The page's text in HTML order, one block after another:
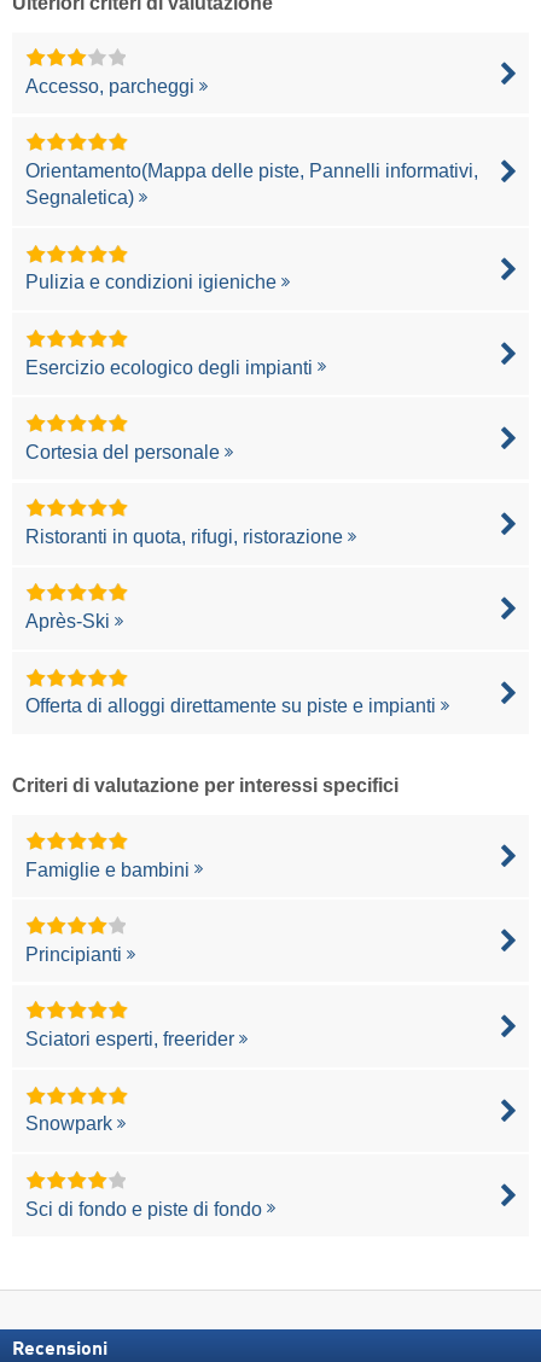
Accesso, parcheggi
Orientamento(Mappa delle piste, Pannelli informativi,
Segnaletica)
Pulizia e condizioni igieniche
Esercizio ecologico degli impianti
Cortesia del personale
Ristoranti in quota, rifugi, ristorazione
Après-Ski
Offerta di alloggi direttamente su piste e impianti
Criteri di valutazione per interessi specifici
Famiglie e bambini
Principianti
Sciatori esperti, freerider
Snowpark
Sci di fondo e piste di fondo
Recensioni